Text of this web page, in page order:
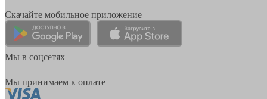
Скачайте мобильное приложение
Мы в соцсетях
Мы принимаем к оплате